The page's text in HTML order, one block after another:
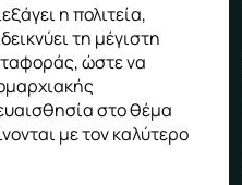
η πολιτεία,
τη μέγιστη
ώστε να
στο θέμα
με τον καλύτερο